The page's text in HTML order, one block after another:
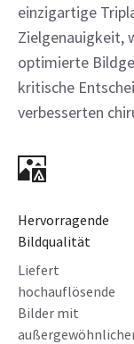
einzigartige
Zielgenauigkeit,
optimierte
kritische
verbesserten
Hervorragende
Bildqualität
Liefert
hochauflösende
Bilder mit